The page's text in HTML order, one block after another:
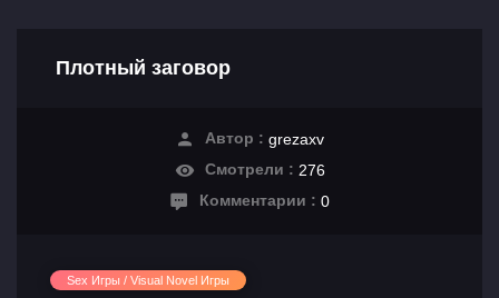
Плотный заговор
Автор : grezaxv
Смотрели : 276
Комментарии : 0
Sex Игры / Visual Novel Игры